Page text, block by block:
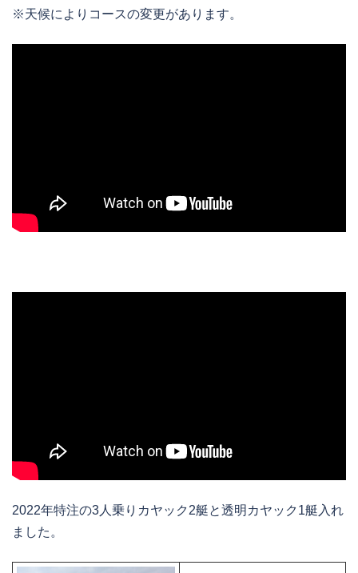
※天候によりコースの変更があります。
2022年特注の3人乗りカヤック2艇と透明カヤック1艇入れ
ました。